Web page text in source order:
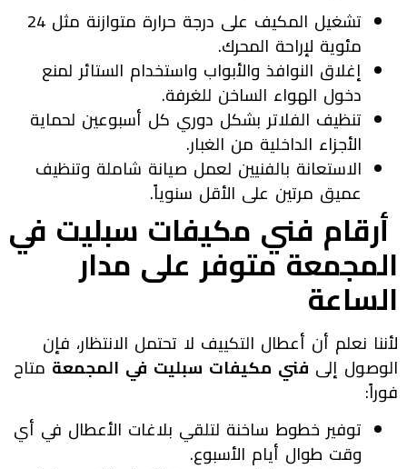
تشغيل المكيف على درجة حرارة متوازنة مثل 24
مئوية لإراحة المحرك.
إغلاق النوافذ والأبواب واستخدام الستائر لمنع
دخول الهواء الساخن للغرفة.
تنظيف الفلاتر بشكل دوري كل أسبوعين لحماية
الأجزاء الداخلية من الغبار.
الاستعانة بالفنيين لعمل صيانة شاملة وتنظيف
عميق مرتين على الأقل سنوياً.
أرقام فني مكيفات سبليت في
المجمعة متوفر على مدار
الساعة
لأننا نعلم أن أعطال التكييف لا تحتمل الانتظار، فإن
الوصول إلى فني مكيفات سبليت في المجمعة متاح
فوراً:
توفير خطوط ساخنة لتلقي بلاغات الأعطال في أي
وقت طوال أيام الأسبوع.